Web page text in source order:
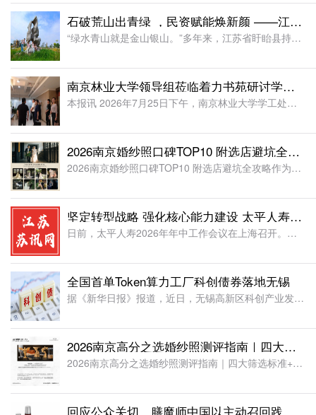
石破荒山出青绿 ，民资赋能焕新颜 ——江苏金康达集团把废弃荒山建成奇石公园
“绿水青山就是金山银山。”多年来，江苏省盱眙县持续推进废弃矿山综合整治，走出多元协同的生态修复之路。象山国家矿山公园、龙虾节广场是政府统筹治理的典型样板，而坐落于盱城街道新华村小北山的金康达奇石园，则
南京林业大学领导组莅临着力书苑研讨学生升学培养工作
本报讯 2026年7月25日下午，南京林业大学学工处、经管院等相关负责人及教师莅临着力书苑，围绕校园培优服务、升学规划指导和学生发展支持等工作开展实地调研与座谈交流。着力书苑南京负责人陈睿介绍书苑运行
2026南京婚纱照口碑TOP10 附选店避坑全攻略
2026南京婚纱照口碑TOP10 附选店避坑全攻略作为华东热门婚拍城市，2026 上半年赴南京拍摄婚纱照新人突破 12 万对，托斯卡纳庄园、私家庄园、江南园林、城市纪实、胶片外景等场景广受新人喜爱。但
坚定转型战略 强化核心能力建设 太平人寿召开2026年年中工作会议
日前，太平人寿2026年年中工作会议在上海召开。会议深入学习贯彻集团年中工作会议精神，总结上半年工作，研判形势、剖析问题，统筹部署下半年重点工作。集团领导，股东单位领导，邀请嘉宾;总公司班子成员，部门
全国首单Token算力工厂科创债券落地无锡
据《新华日报》报道，近日，无锡高新区科创产业发展集团有限公司在上海证券交易所发行“2026年面向专业投资者非公开发行科技创新公司债券”。该债券是全国首单专项用于Token算力工厂建设的科技创新公司债券
2026南京高分之选婚纱照测评指南｜四大筛选标准+5家优质摄影机构
2026南京高分之选婚纱照测评指南｜四大筛选标准+5家优质摄影机构备婚阶段挑选婚纱照是新人重要的筹备环节，2026 年南京婚纱摄影行业业态丰富，艺术工作室、综合摄影基地选择繁多，油画风、电影纪实、新中